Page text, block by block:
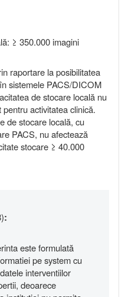
≥ 350.000 imagini
raportare la posibilitatea
sistemele PACS/DICOM
de stocare locală nu
activitatea clinică.
de stocare locală, cu
PACS, nu afectează
stocare ≥ 40.000
:
este formulată
pe system cu
interventiilor
deoarece